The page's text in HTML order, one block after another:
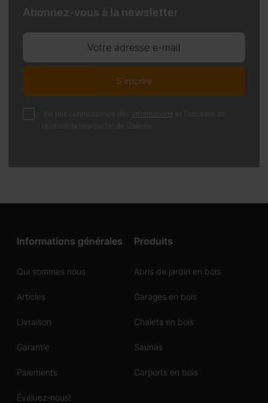
Abonnez-vous à la newsletter
Votre adresse e-mail
S'inscrire
J'ai pris connaissance des informations
et j'accepte de
recevoir la newsletter de Galanis
Informations générales
Qui sommes nous
Articles
Livraison
Garantie
Paiements
Évaluez-nous!
Produits
Abris de jardin en bois
Garages en bois
Chalets en bois
Saunas
Carports en bois